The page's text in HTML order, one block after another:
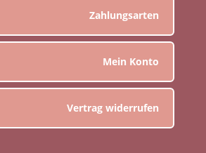
Zahlungsarten
Mein Konto
Vertrag widerrufen